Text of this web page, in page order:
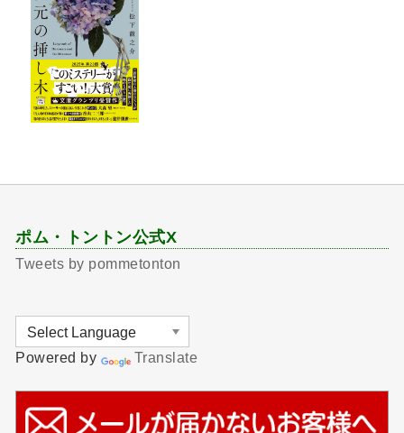
ポム・トントン公式X
Tweets by pommetonton
Powered by Translate